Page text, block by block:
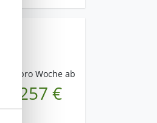
pro Woche ab
257 €